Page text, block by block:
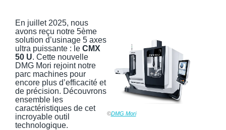
En juillet 2025, nous
avons reçu notre 5ème
solution d’usinage 5 axes
ultra puissante : le CMX
50 U. Cette nouvelle
DMG Mori rejoint notre
parc machines pour
encore plus d’efficacité et
de précision. Découvrons
ensemble les
caractéristiques de cet
incroyable outil
technologique.
©DMG Mori